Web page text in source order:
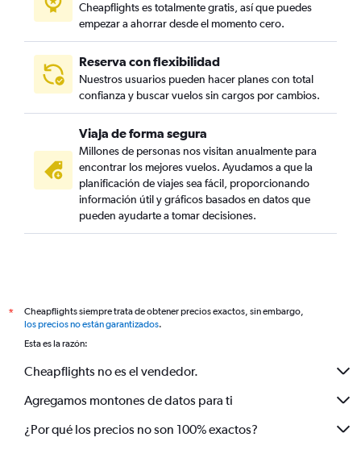
Cheapflights es totalmente gratis, así que puedes
empezar a ahorrar desde el momento cero.
Reserva con flexibilidad
Nuestros usuarios pueden hacer planes con total
confianza y buscar vuelos sin cargos por cambios.
Viaja de forma segura
Millones de personas nos visitan anualmente para
encontrar los mejores vuelos. Ayudamos a que la
planificación de viajes sea fácil, proporcionando
información útil y gráficos basados en datos que
pueden ayudarte a tomar decisiones.
*
Cheapflights siempre trata de obtener precios exactos, sin embargo,
los precios no están garantizados.
Esta es la razón:
Cheapflights no es el vendedor.
Agregamos montones de datos para ti
¿Por qué los precios no son 100% exactos?